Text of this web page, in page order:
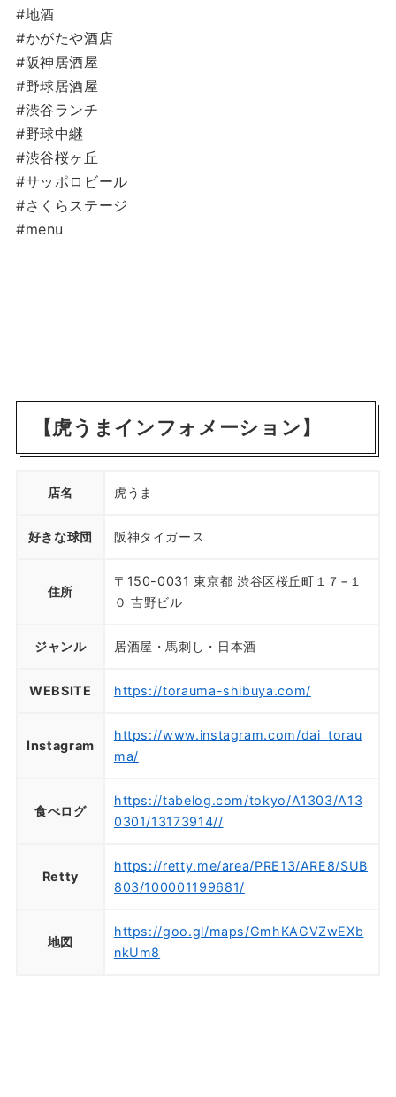
#地酒
#かがたや酒店
#阪神居酒屋
#野球居酒屋
#渋谷ランチ
#野球中継
#渋谷桜ヶ丘
#サッポロビール
#さくらステージ
#menu
【虎うまインフォメーション】
店名 虎うま
好きな球団 阪神タイガース
住所
〒150-0031 東京都 渋谷区桜丘町１７−１
０ 吉野ビル
ジャンル 居酒屋・馬刺し・日本酒
WEBSITE https://torauma-shibuya.com/
Instagram
https://www.instagram.com/dai_torau
ma/
食べログ
https://tabelog.com/tokyo/A1303/A13
0301/13173914//
Retty
https://retty.me/area/PRE13/ARE8/SUB
803/100001199681/
地図
https://goo.gl/maps/GmhKAGVZwEXb
nkUm8